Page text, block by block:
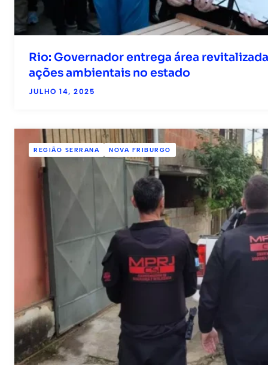
Rio: Governador entrega área
ações ambientais no estado
JULHO 14, 2025
REGIÃO SERRANA NOVA FRIBURGO